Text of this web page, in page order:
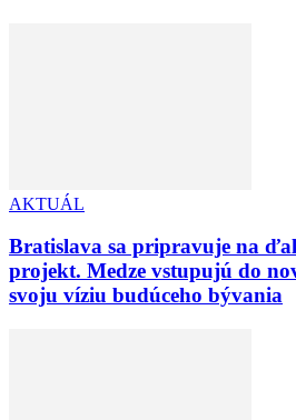
AKTUÁL
Bratislava sa pripravuje na
projekt. Medze vstupujú do
svoju víziu budúceho bývania